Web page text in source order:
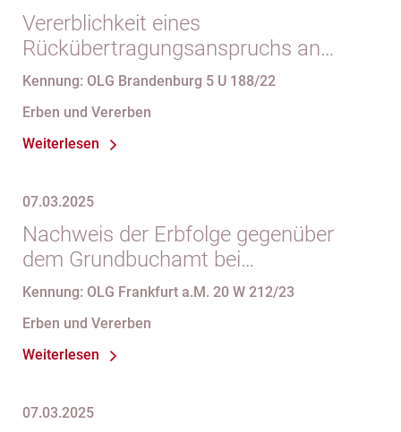
Vererblichkeit eines
Rückübertragungsanspruchs an
einem Grundstück
Kennung: OLG Brandenburg 5 U 188/22
Erben und Vererben
Weiterlesen
07.03.2025
Nachweis der Erbfolge gegenüber
dem Grundbuchamt bei
Pflichtteilsstrafklausel
Kennung: OLG Frankfurt a.M. 20 W 212/23
Erben und Vererben
Weiterlesen
07.03.2025